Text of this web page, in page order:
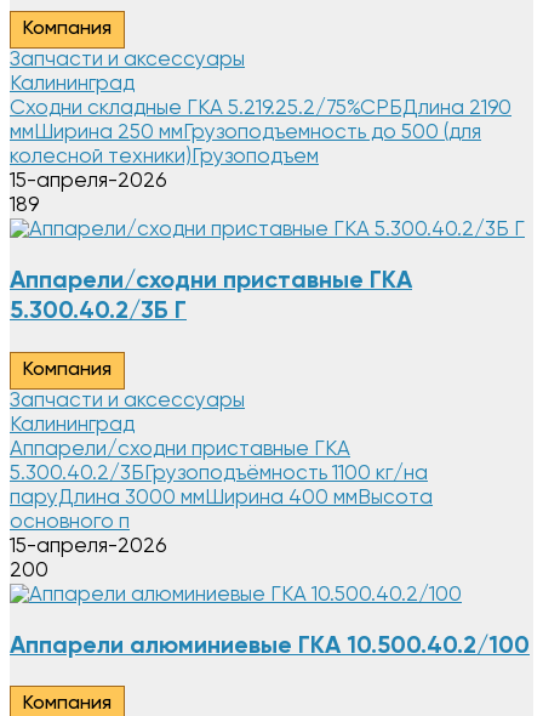
Компания
Запчасти и аксессуары
Калининград
Сходни складные ГКА 5.219.25.2/75%СРБДлина 2190
ммШирина 250 ммГрузоподъемность до 500 (для
колесной техники)Грузоподъем
15-апреля-2026
189
Аппарели/сходни приставные ГКА
5.300.40.2/3Б Г
Компания
Запчасти и аксессуары
Калининград
Аппарели/сходни приставные ГКА
5.300.40.2/3БГрузоподъёмность 1100 кг/на
паруДлина 3000 ммШирина 400 ммВысота
основного п
15-апреля-2026
200
Аппарели алюминиевые ГКА 10.500.40.2/100
Компания